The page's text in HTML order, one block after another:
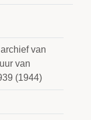
van
van
(1944)